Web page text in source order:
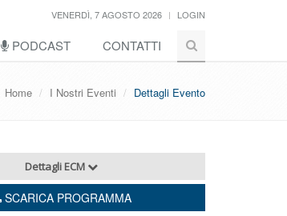
VENERDÌ, 7 AGOSTO 2026 LOGIN
PODCAST CONTATTI
Home I Nostri Eventi Dettagli Evento
Dettagli ECM
SCARICA PROGRAMMA